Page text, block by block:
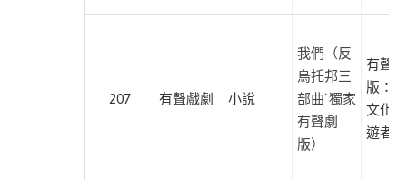
207 有聲戲劇 小說
我們（反
烏托邦三
部曲˙獨家
有聲劇
版）
有聲出
版：
文化
遊者